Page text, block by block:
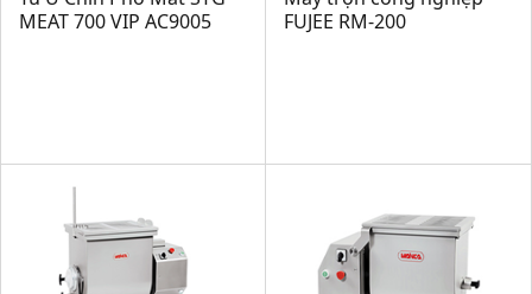
MEAT 700 VIP AC9005
FUJEE RM-200